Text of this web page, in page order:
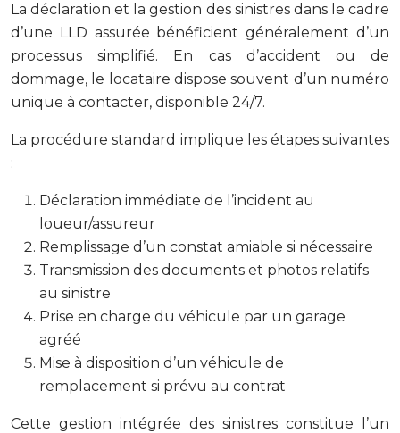
La déclaration et la gestion des sinistres dans le cadre
d’une LLD assurée bénéficient généralement d’un
processus simplifié. En cas d’accident ou de
dommage, le locataire dispose souvent d’un numéro
unique à contacter, disponible 24/7.
La procédure standard implique les étapes suivantes
:
Déclaration immédiate de l’incident au
loueur/assureur
Remplissage d’un constat amiable si nécessaire
Transmission des documents et photos relatifs
au sinistre
Prise en charge du véhicule par un garage
agréé
Mise à disposition d’un véhicule de
remplacement si prévu au contrat
Cette gestion intégrée des sinistres constitue l’un